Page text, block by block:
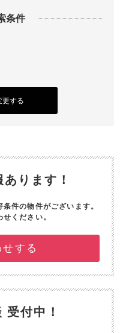
条件
更する
ります！
件の物件がございます。
ください。
する
受付中！